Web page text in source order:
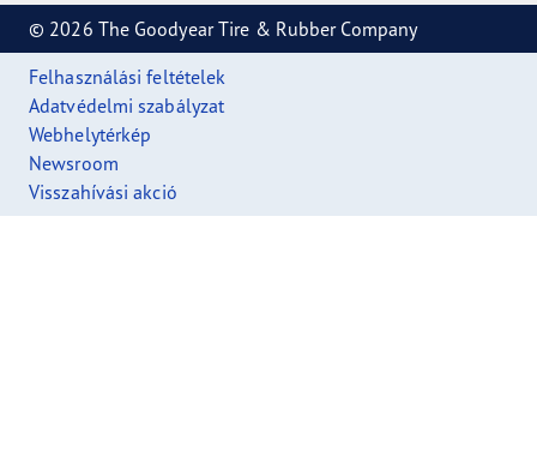
© 2026 The Goodyear Tire & Rubber Company
Felhasználási feltételek
Adatvédelmi szabályzat
Webhelytérkép
Newsroom
Visszahívási akció